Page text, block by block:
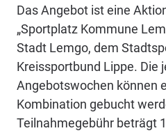
Das Angebot ist eine
„Sportplatz Kommune
Stadt Lemgo, dem
Kreissportbund Lippe. Die
Angebotswochen können
Kombination gebucht
Teilnahmegebühr beträgt